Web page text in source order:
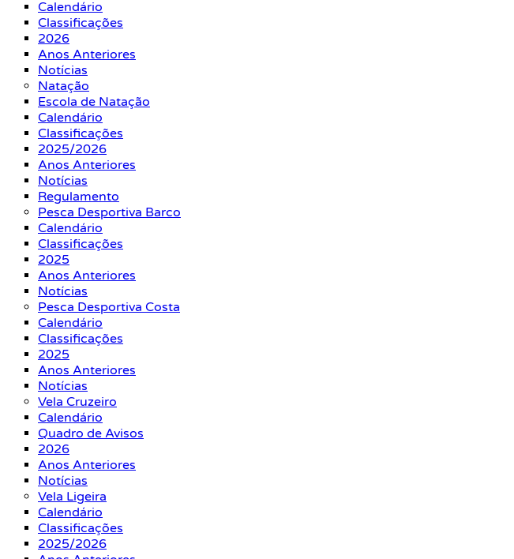
Calendário
Classificações
2026
Anos Anteriores
Notícias
Natação
Escola de Natação
Calendário
Classificações
2025/2026
Anos Anteriores
Notícias
Regulamento
Pesca Desportiva Barco
Calendário
Classificações
2025
Anos Anteriores
Notícias
Pesca Desportiva Costa
Calendário
Classificações
2025
Anos Anteriores
Notícias
Vela Cruzeiro
Calendário
Quadro de Avisos
2026
Anos Anteriores
Notícias
Vela Ligeira
Calendário
Classificações
2025/2026